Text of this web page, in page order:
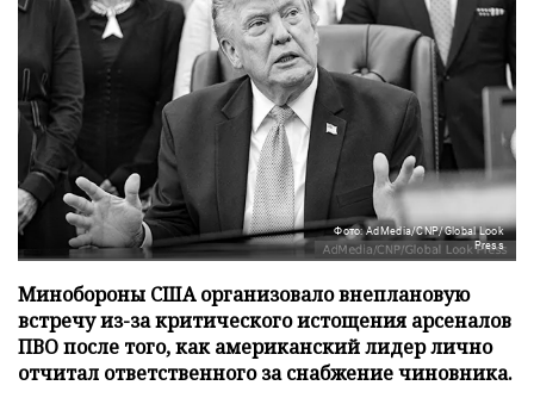
Фото: AdMedia/CNP/Global Look
Press
Минобороны США организовало внеплановую
встречу из-за критического истощения арсеналов
ПВО после того, как американский лидер лично
отчитал ответственного за снабжение чиновника.